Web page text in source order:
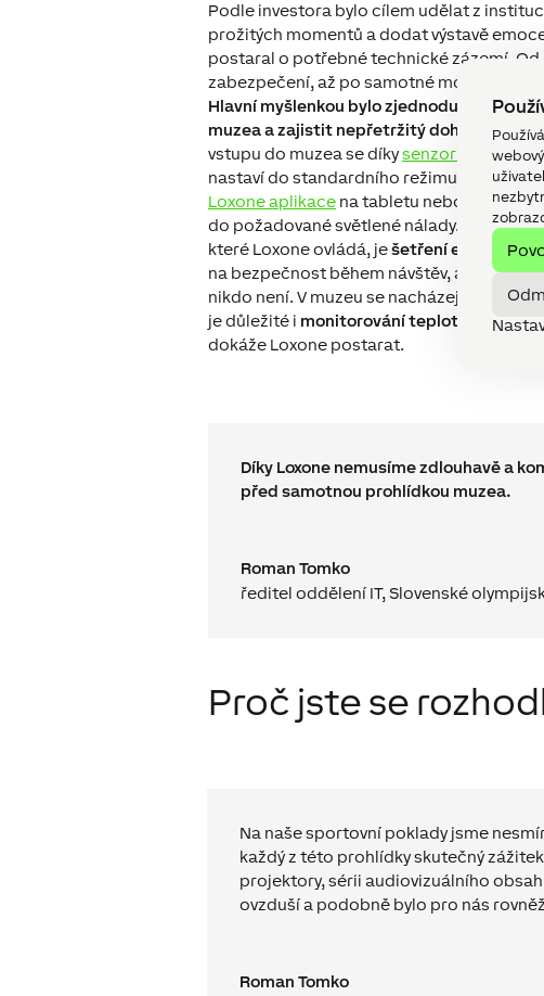
Podle investora bylo cílem udělat z
prožitých momentů a dodat výstavě
postaral o potřebné technické zázemí. Od
zabezpečení, až po samotné monitorování
Hlavní myšlenkou bylo zjednodušit
muzea a zajistit nepřetržitý dohled nad
vstupu do muzea se díkysenzoru
nastaví do standardního režimu a
Loxone aplikace na tabletu nebo mobilu
do požadované světlené nálady. Jednou z
které Loxone ovládá, ješetření energií a
na bezpečnost během návštěv, ale i v
nikdo není. V muzeu se nacházejí cenné a
je důležité i monitorování teploty a
dokáže Loxone postarat.
Díky Loxone nemusíme zdlouhavě a
před samotnou prohlídkou muzea.
Roman Tomko
ředitel oddělení IT, Slovenské
Proč jste se
Na naše sportovní poklady jsme
každý z této prohlídky skutečný
projektory, sérii audiovizuálního
ovzduší a podobně bylo pro nás
Roman Tomko